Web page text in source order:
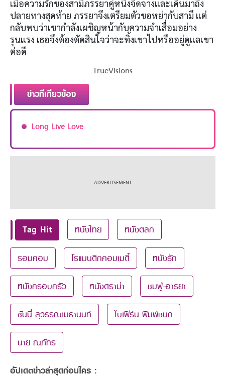
เมื่อความรักของสามีภรรยาคู่หนึ่งจืดจางและเดินมาถึง
ปลายทางสุดท้าย ภรรยาจึงเตรียมตัวขอหย่ากับสามี แต่
กลับพบว่าเขากำลังเผชิญหน้ากับความจำเสื่อมอย่าง
รุนแรง เธอจึงต้องตัดสินใจว่าจะทิ้งเขาไปหรืออยู่ดูแลเขา
ต่อดี
TrueVisions
ข่าวที่เกี่ยวข้อง
Long Live Love
Tag Hit หนังไทย หนังตลก
รอมคอม โรแมนติกคอมเมดี้ หนังรัก
หนังครอบครัว หนังดราม่า ชมพู่-อารยา
ซันนี่ สุวรรณเมธานนท์ ใบเฟิร์น พิมพ์ชนก
นาย ณภัทร
อัปเดตข่าวล่าสุดก่อนใคร :